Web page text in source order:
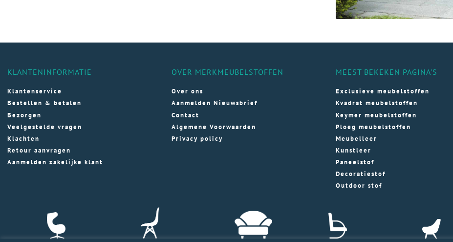
KLANTENINFORMATIE
Klantenservice
Bestellen & betalen
Bezorgen
Veelgestelde vragen
Klachten
Retour aanvragen
Aanmelden zakelijke klant
OVER MERKMEUBELSTOFFEN
Over ons
Aanmelden Nieuwsbrief
Contact
Algemene Voorwaarden
Privacy policy
MEEST BEKEKEN PAGINA'S
Exclusieve meubelstoffen
Kvadrat meubelstoffen
Keymer meubelstoffen
Ploeg meubelstoffen
Meubelleer
Kunstleer
Paneelstof
Decoratiestof
Outdoor stof